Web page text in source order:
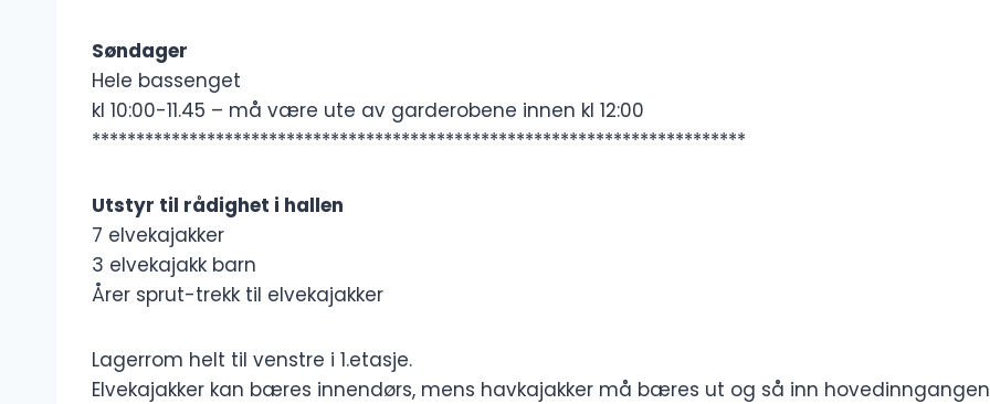
Søndager
Hele bassenget
kl 10:00-11.45 – må være ute av garderobene innen kl 12:00
**************************************************************************
Utstyr til rådighet i hallen
7 elvekajakker
3 elvekajakk barn
Årer sprut-trekk til elvekajakker
Lagerrom helt til venstre i 1.etasje.
Elvekajakker kan bæres innendørs, mens havkajakker må bæres ut og så inn